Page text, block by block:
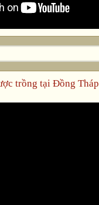
trồng tại Đồng Tháp